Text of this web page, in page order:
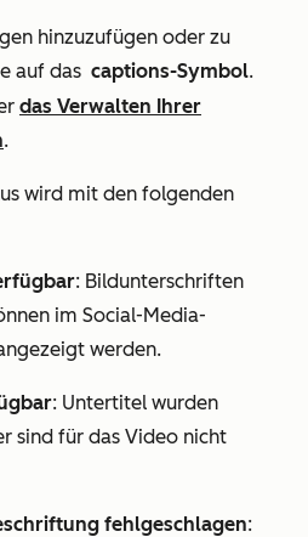
hinzuzufügen oder zu
auf das captions-Symbol.
das Verwalten Ihrer
.
wird mit den folgenden
: Bildunterschriften
im Social-Media-
werden.
: Untertitel wurden
sind für das Video nicht
fehlgeschlagen: